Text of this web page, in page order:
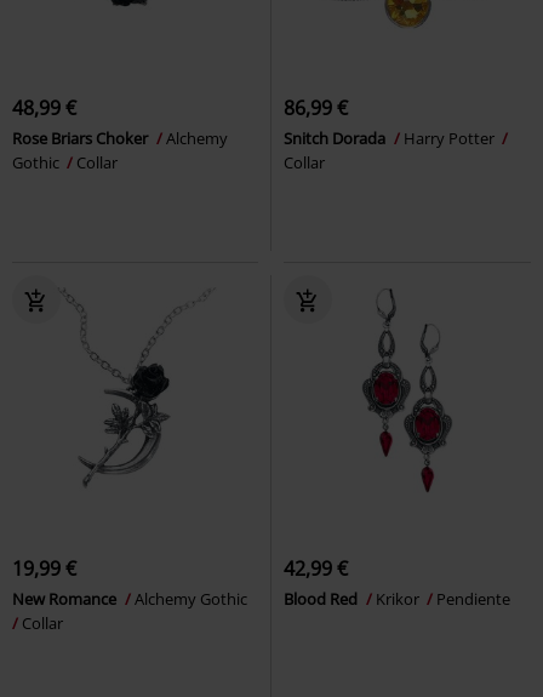
48,99 €
Rose Briars Choker
Alchemy
Gothic
Collar
86,99 €
Snitch Dorada
Harry Potter
Collar
19,99 €
New Romance
Alchemy Gothic
Collar
42,99 €
Blood Red Krikor Pendiente